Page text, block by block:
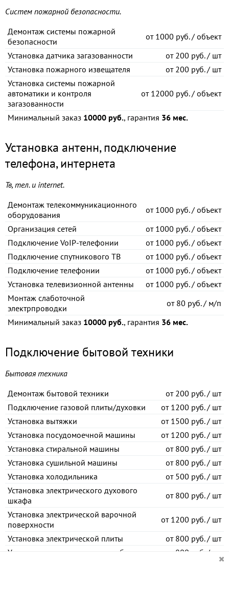
Систем пожарной безопасности.
Демонтаж системы пожарной
безопасности
от1000 руб. / объект
Установка датчика загазованности
от200 руб. / шт
Установка пожарного извещателя
от200 руб. / шт
Установка системы пожарной
автоматики и контроля
загазованности
от12000 руб. / объект
Минимальный заказ 10000 руб., гарантия 36 мес.
Установка антенн, подключение
телефона, интернета
Тв, тел. и internet.
Демонтаж телекоммуникационного
оборудования
от1000 руб. / объект
Организация сетей
от1000 руб. / объект
Подключение VoIP-телефонии
от1000 руб. / объект
Подключение спутникового ТВ
от1000 руб. / объект
Подключение телефонии
от1000 руб. / объект
Установка телевизионной антенны
от1000 руб. / объект
Монтаж слаботочной
электрпроводки
от80 руб. / м/п
Минимальный заказ 10000 руб., гарантия 36 мес.
Подключение бытовой техники
Бытовая техника
Демонтаж бытовой техники
от200 руб. / шт
Подключение газовой плиты/духовки
от1200 руб. / шт
Установка вытяжки
от1500 руб. / шт
Установка посудомоечной машины
от1200 руб. / шт
Установка стиральной машины
от800 руб. / шт
Установка сушильной машины
от800 руб. / шт
Установка холодильника
от500 руб. / шт
Установка электрического духового
шкафа
от800 руб. / шт
Установка электрической варочной
поверхности
от1200 руб. / шт
Установка электрической плиты
от800 руб. / шт
Установка нагревательных приборов
800 руб. / шт